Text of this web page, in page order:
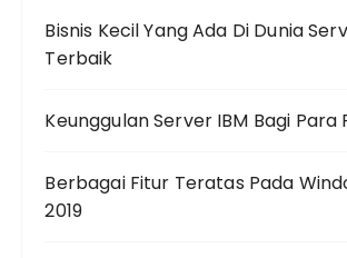
Bisnis Kecil Yang Ada Di Dunia
Terbaik
Keunggulan Server IBM Bagi Para
Berbagai Fitur Teratas Pada
2019